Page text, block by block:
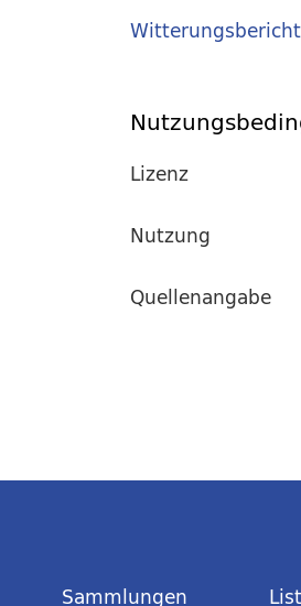
Lizenz
Nutzung
Quellenangabe
Sammlungen